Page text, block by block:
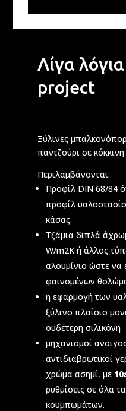
Λίγα
project
Ξύλινες
παντζούρι σε
Περιλαμβάνονται:
Προφίλ DIN 68/84
προφίλ
κάσας.
Τζάμια διπλά
W/m2K ή άλλος
αλουμίνιο ώστε να
φαινομένων
η εφαρμογή των
ξύλινο πλαίσιο
ουδέτερη σιλικόνη
μηχανισμοί
αντιδιαβρωτικοί
χρώμα ασημί, με
ρυθμίσεις σε όλα
κουμπωμάτων.